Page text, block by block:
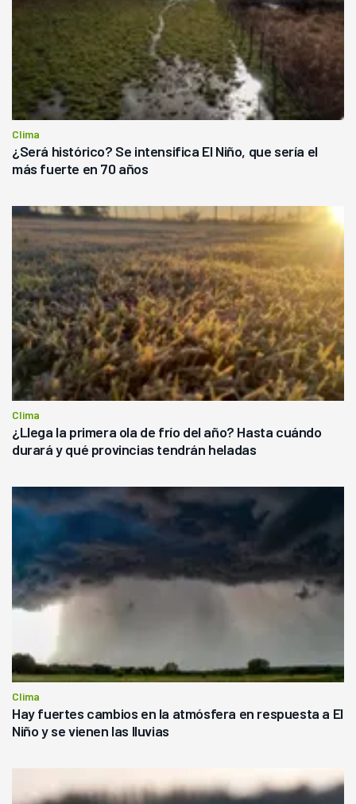
Clima
¿Será histórico? Se intensifica El Niño, que sería el
más fuerte en 70 años
Clima
¿Llega la primera ola de frío del año? Hasta cuándo
durará y qué provincias tendrán heladas
Clima
Hay fuertes cambios en la atmósfera en respuesta a El
Niño y se vienen las lluvias